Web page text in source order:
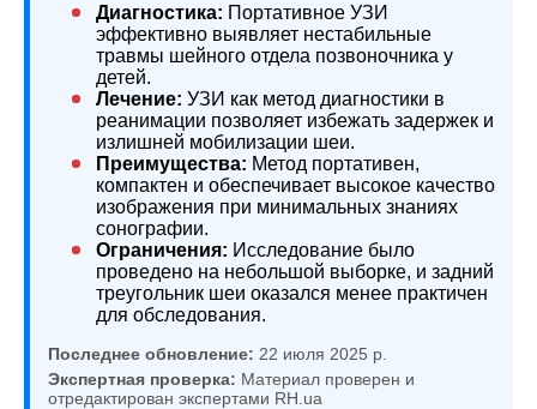
Диагностика: Портативное УЗИ
эффективно выявляет нестабильные
травмы шейного отдела позвоночника у
детей.
Лечение: УЗИ как метод диагностики в
реанимации позволяет избежать задержек и
излишней мобилизации шеи.
Преимущества: Метод портативен,
компактен и обеспечивает высокое качество
изображения при минимальных знаниях
сонографии.
Ограничения: Исследование было
проведено на небольшой выборке, и задний
треугольник шеи оказался менее практичен
для обследования.
Последнее обновление: 22 июля 2025 р.
Экспертная проверка: Материал проверен и
отредактирован экспертами RH.ua